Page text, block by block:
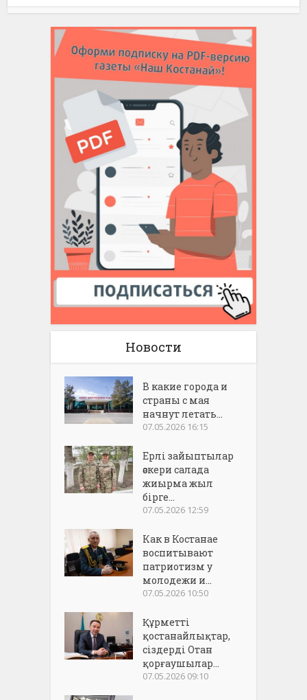
Новости
В какие города и
страны с мая
начнут летать...
07.05.2026 16:15
Ерлі зайыптылар
әскери салада
жиырма жыл
бірге...
07.05.2026 12:59
Как в Костанае
воспитывают
патриотизм у
молодежи и...
07.05.2026 10:50
Құрметті
қостанайлықтар,
сіздерді Отан
қорғаушылар...
07.05.2026 09:10